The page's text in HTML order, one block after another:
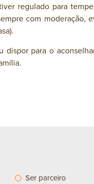
regulado para
com
para o
Ser parceiro